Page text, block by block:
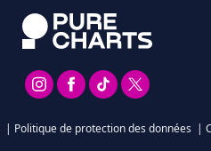
| Politique de protection des données |